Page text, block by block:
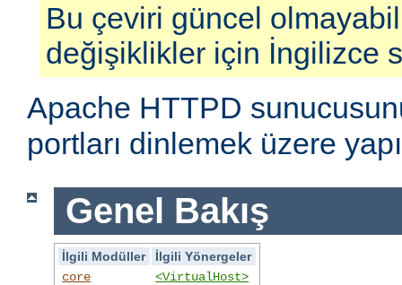
Bu çeviri güncel
değişiklikler için İngilizce
Apache HTTPD
portları dinlemek üzere
Genel Bakış
İlgili Modüller
İlgili Yönergeler
core
<VirtualHost>